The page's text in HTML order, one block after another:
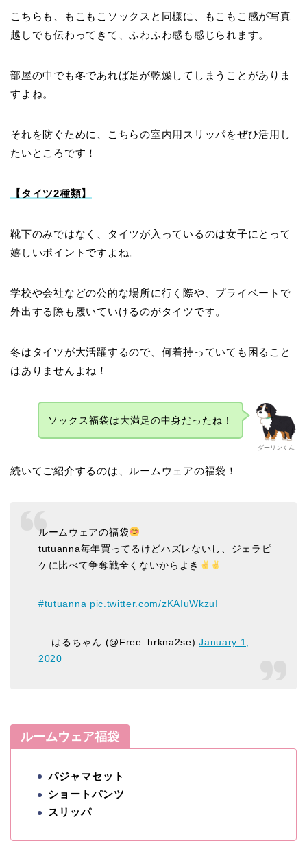
こちらも、もこもこソックスと同様に、もこもこ感が写真
越しでも伝わってきて、ふわふわ感も感じられます。
部屋の中でも冬であれば足が乾燥してしまうことがありま
すよね。
それを防ぐために、こちらの室内用スリッパをぜひ活用し
たいところです！
【タイツ2種類】
靴下のみではなく、タイツが入っているのは女子にとって
嬉しいポイントですよね。
学校や会社などの公的な場所に行く際や、プライベートで
外出する際も履いていけるのがタイツです。
冬はタイツが大活躍するので、何着持っていても困ること
はありませんよね！
ダーリンくん
ソックス福袋は大満足の中身だったね！
続いてご紹介するのは、ルームウェアの福袋！
ルームウェアの福袋
tutuanna毎年買ってるけどハズレないし、ジェラピ
ケに比べて争奪戦全くないからよき
#tutuanna pic.twitter.com/zKAIuWkzuI
— はるちゃん (@Free_hrkna2se)January 1,
2020
ルームウェア福袋
パジャマセット
ショートパンツ
スリッパ